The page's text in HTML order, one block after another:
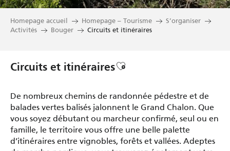
Homepage accueil Homepage – Tourisme
S’organiser
Activités
Bouger Circuits et itinéraires
Circuits et itinérairesAjouter aux favoris
De nombreux chemins de randonnée pédestre et de
balades vertes balisés jalonnent le Grand Chalon. Que
vous soyez débutant ou marcheur confirmé, seul ou en
famille, le territoire vous offre une belle palette
d’itinéraires entre vignobles, forêts et vallées. Adeptes